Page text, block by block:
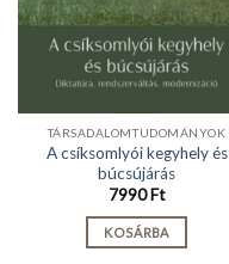
TÁRSADALOMTUDOMÁNYOK
A csíksomlyói kegyhely és
búcsújárás
7990Ft
KOSÁRBA